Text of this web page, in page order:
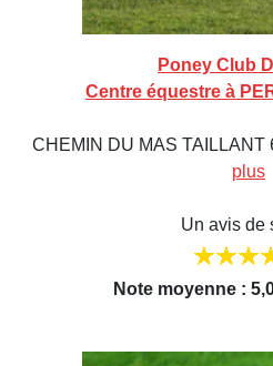
Poney Club
Centre équestre à
CHEMIN DU MAS TAILLANT
plus
Un avis de
Note moyenne :